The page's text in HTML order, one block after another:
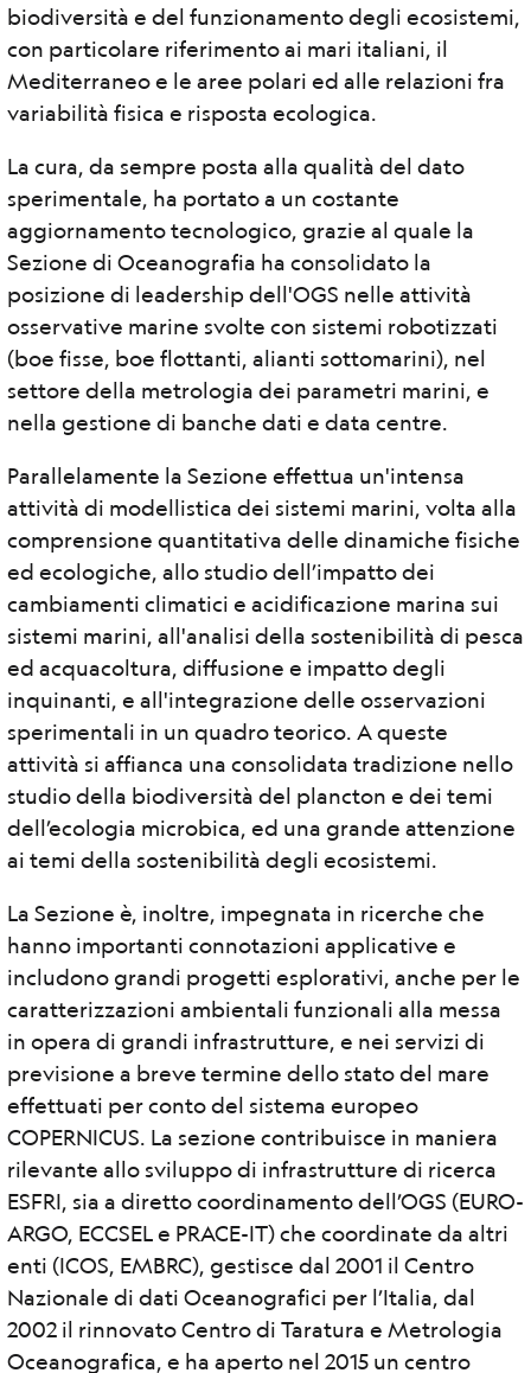
biodiversità e del funzionamento degli ecosistemi,
con particolare riferimento ai mari italiani, il
Mediterraneo e le aree polari ed alle relazioni fra
variabilità fisica e risposta ecologica.
La cura, da sempre posta alla qualità del dato
sperimentale, ha portato a un costante
aggiornamento tecnologico, grazie al quale la
Sezione di Oceanografia ha consolidato la
posizione di leadership dell'OGS nelle attività
osservative marine svolte con sistemi robotizzati
(boe fisse, boe flottanti, alianti sottomarini), nel
settore della metrologia dei parametri marini, e
nella gestione di banche dati e data centre.
Parallelamente la Sezione effettua un'intensa
attività di modellistica dei sistemi marini, volta alla
comprensione quantitativa delle dinamiche fisiche
ed ecologiche, allo studio dell’impatto dei
cambiamenti climatici e acidificazione marina sui
sistemi marini, all'analisi della sostenibilità di pesca
ed acquacoltura, diffusione e impatto degli
inquinanti, e all'integrazione delle osservazioni
sperimentali in un quadro teorico. A queste
attività si affianca una consolidata tradizione nello
studio della biodiversità del plancton e dei temi
dell’ecologia microbica, ed una grande attenzione
ai temi della sostenibilità degli ecosistemi.
La Sezione è, inoltre, impegnata in ricerche che
hanno importanti connotazioni applicative e
includono grandi progetti esplorativi, anche per le
caratterizzazioni ambientali funzionali alla messa
in opera di grandi infrastrutture, e nei servizi di
previsione a breve termine dello stato del mare
effettuati per conto del sistema europeo
COPERNICUS. La sezione contribuisce in maniera
rilevante allo sviluppo di infrastrutture di ricerca
ESFRI, sia a diretto coordinamento dell’OGS (EURO-
ARGO, ECCSEL e PRACE-IT) che coordinate da altri
enti (ICOS, EMBRC), gestisce dal 2001 il Centro
Nazionale di dati Oceanografici per l’Italia, dal
2002 il rinnovato Centro di Taratura e Metrologia
Oceanografica, e ha aperto nel 2015 un centro